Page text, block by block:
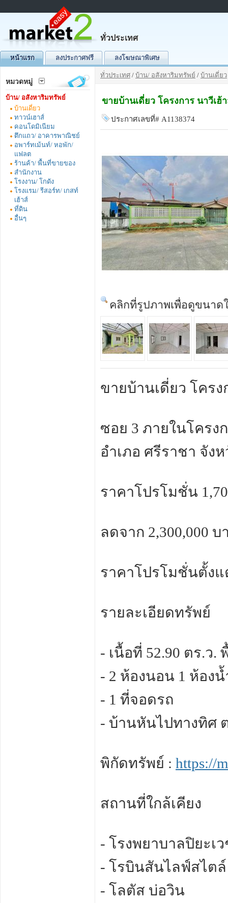
ทั่วประเทศ
หน้าแรก ลงประกาศฟรี ลงโฆษณาพิเศษ
หมวดหมู่
บ้าน/ อสังหาริมทรัพย์
บ้านเดี่ยว
ทาวน์เฮาส์
คอนโดมิเนียม
ตึกแถว/ อาคารพาณิชย์
อพาร์ทเม้นท์/ หอพัก/
แฟลต
ร้านค้า/ พื้นที่ขายของ
สำนักงาน
โรงงาน/ โกดัง
โรงแรม/ รีสอร์ท/ เกสท์
เฮ้าส์
ที่ดิน
อื่นๆ
ทั่วประเทศ / บ้าน/ อสังหาริมทรัพย์ / บ้านเดี่ยว
ขายบ้านเดี่ยว โครงการ นาวีเ
ประกาศเลขที่# A1138374
คลิกที่รูปภาพเพื่อดูขนาด
ขายบ้านเดี่ยว โคร
ซอย 3 ภายในโครง
อำเภอ ศรีราชา จัง
ราคาโปรโมชั่น
ลดจาก 2,300,000 บ
ราคาโปรโมชั่นตั้งแ
รายละเอียดทรัพย์
- เนื้อที่ 52.90 ตร.ว.
- 2 ห้องนอน 1 ห้องน้
- 1 ที่จอดรถ
- บ้านหันไปทางทิศ
พิกัดทรัพย์ : https://
สถานที่ใกล้เคียง
- โรงพยาบาลปิยะเ
- โรบินสันไลฟ์สไต
- โลตัส บ่อวิน